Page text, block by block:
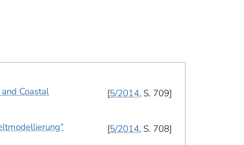
Coastal
5/2014, S. 709
5/2014, S. 708